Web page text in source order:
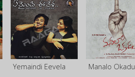
Yemaindi Eevela Manalo Okadu